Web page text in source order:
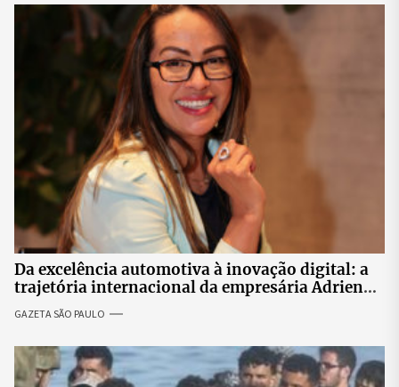
Da excelência automotiva à inovação digital: a
trajetória internacional da empresária Adriene
GAZETA SÃO PAULO